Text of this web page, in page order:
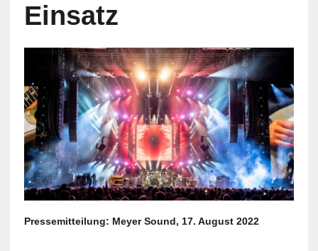
Einsatz
Pressemitteilung: Meyer Sound, 17. August 2022